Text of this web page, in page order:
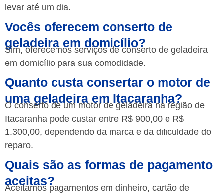
levar até um dia.
Vocês oferecem conserto de
geladeira em domicílio?
Sim, oferecemos serviços de conserto de geladeira
em domicílio para sua comodidade.
Quanto custa consertar o motor de
uma geladeira em Itacaranha?
O conserto de um motor de geladeira na região de
Itacaranha pode custar entre R$ 900,00 e R$
1.300,00, dependendo da marca e da dificuldade do
reparo.
Quais são as formas de pagamento
aceitas?
Aceitamos pagamentos em dinheiro, cartão de